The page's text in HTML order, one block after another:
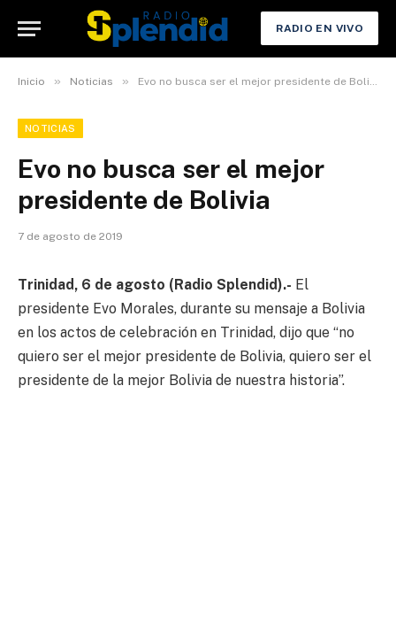
RADIO EN VIVO
Inicio » Noticias » Evo no busca ser el mejor presidente de Bolivia
NOTICIAS
Evo no busca ser el mejor
presidente de Bolivia
7 de agosto de 2019
Trinidad, 6 de agosto (Radio Splendid).- El
presidente Evo Morales, durante su mensaje a Bolivia
en los actos de celebración en Trinidad, dijo que “no
quiero ser el mejor presidente de Bolivia, quiero ser el
presidente de la mejor Bolivia de nuestra historia”.